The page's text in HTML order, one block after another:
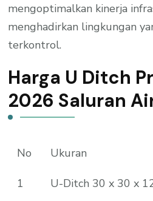
mengoptimalkan kinerja
menghadirkan lingkungan
terkontrol.
Harga U Ditch
2026 Saluran
No Ukuran
1 U-Ditch 30 x 30 x